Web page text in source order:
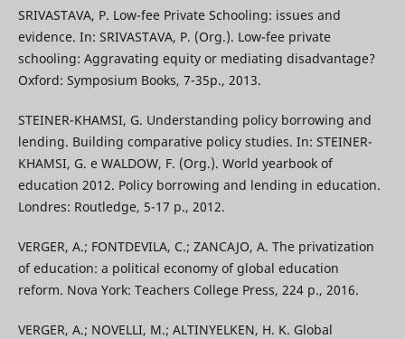
SRIVASTAVA, P. Low-fee Private Schooling: issues and
evidence. In: SRIVASTAVA, P. (Org.). Low-fee private
schooling: Aggravating equity or mediating disadvantage?
Oxford: Symposium Books, 7-35p., 2013.
STEINER-KHAMSI, G. Understanding policy borrowing and
lending. Building comparative policy studies. In: STEINER-
KHAMSI, G. e WALDOW, F. (Org.). World yearbook of
education 2012. Policy borrowing and lending in education.
Londres: Routledge, 5-17 p., 2012.
VERGER, A.; FONTDEVILA, C.; ZANCAJO, A. The privatization
of education: a political economy of global education
reform. Nova York: Teachers College Press, 224 p., 2016.
VERGER, A.; NOVELLI, M.; ALTINYELKEN, H. K. Global